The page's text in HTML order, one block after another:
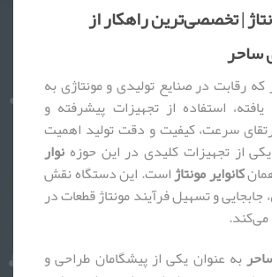
| تخصصی‌ترین راهکار از
ساحر
که رقابت در صنایع تولیدی و مونتاژی به
استفاده از تجهیزات پیشرفته و
سرعت، کیفیت و دقت تولید اهمیت
از تجهیزات کلیدی در این حوزهنوار
کانوایر مونتاژاست. این دستگاه نقش
جابجایی و تسهیل فرآیند مونتاژ قطعات در
می‌کند.
به عنوان یکی از پیشگامان طراحی و